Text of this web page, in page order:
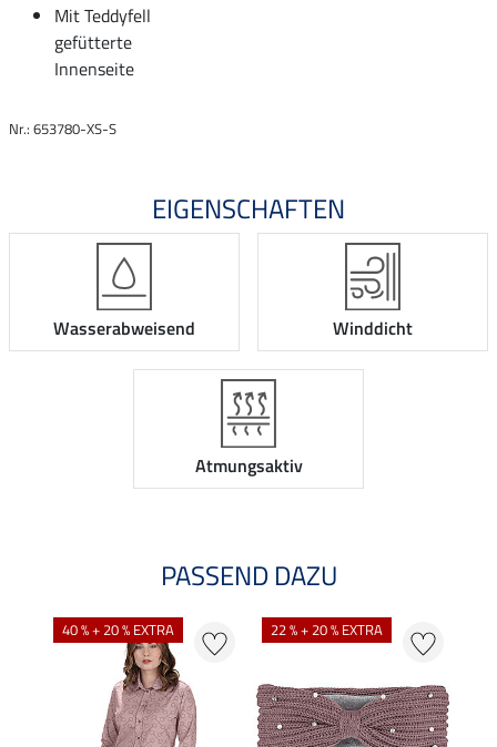
Mit Teddyfell
gefütterte
Innenseite
Nr.: 653780-XS-S
EIGENSCHAFTEN
Wasserabweisend Winddicht
Atmungsaktiv
PASSEND DAZU
40 % + 20 % EXTRA 22 % + 20 % EXTRA